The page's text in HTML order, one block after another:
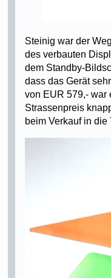
Steinig war der
des verbauten
dem Standby-
dass das Gerät
von EUR 579,- war
Strassenpreis
beim Verkauf in